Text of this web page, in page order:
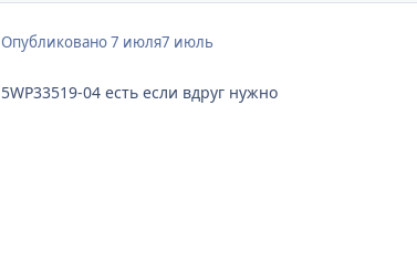
Опубликовано7 июля7 июль
5WP33519-04 есть если вдруг нужно